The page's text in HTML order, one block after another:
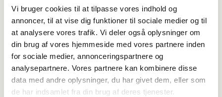
Vi bruger cookies til at tilpasse vores indhold og
annoncer, til at vise dig funktioner til sociale medier og til
at analysere vores trafik. Vi deler også oplysninger om
din brug af vores hjemmeside med vores partnere inden
for sociale medier, annonceringspartnere og
analysepartnere. Vores partnere kan kombinere disse
data med andre oplysninger, du har givet dem, eller som
de har indsamlet fra din brug af deres tjenester.
Adfærd